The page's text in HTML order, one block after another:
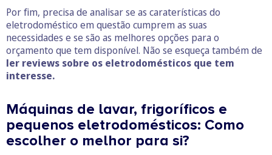
Por fim, precisa de analisar se as caraterísticas do
eletrodoméstico em questão cumprem as suas
necessidades e se são as melhores opções para o
orçamento que tem disponível. Não se esqueça também de
ler reviews sobre os eletrodomésticos que tem
interesse.
Máquinas de lavar, frigoríficos e
pequenos eletrodomésticos: Como
escolher o melhor para si?